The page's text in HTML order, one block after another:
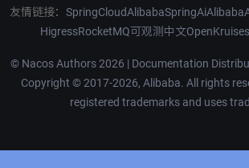
友情链接： SpringCloudAlibabaSpringAiAlibaba
HigressRocketMQ可观测中文OpenKruise
© Nacos Authors 2026 | Documentation
Copyright © 2017-2026, Alibaba. All rights
registered trademarks and uses